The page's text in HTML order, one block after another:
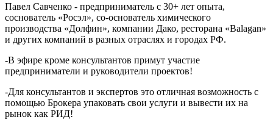
Павел Савченко - предприниматель с 30+ лет опыта,
соснователь «Росэл», со-основатель химического
производства «Долфин», компании Дако, ресторана «Balagan»
и других компаний в разных отраслях и городах РФ.
-В эфире кроме консультантов примут участие
предприниматели и руководители проектов!
-Для консультантов и экспертов это отличная возможность с
помощью Брокера упаковать свои услуги и вывести их на
рынок как РИД!